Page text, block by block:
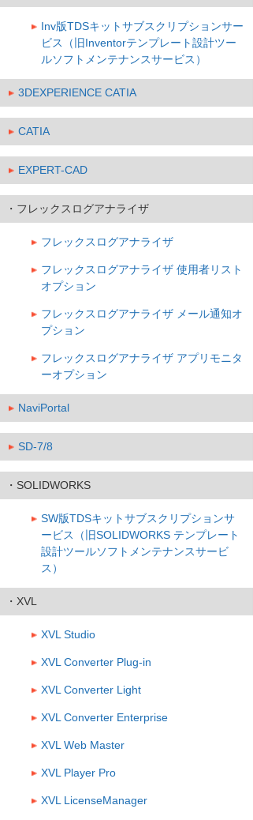
Inv版TDSキットサブスクリプションサー
ビス（旧Inventorテンプレート設計ツー
ルソフトメンテナンスサービス）
3DEXPERIENCE CATIA
CATIA
EXPERT-CAD
・フレックスログアナライザ
フレックスログアナライザ
フレックスログアナライザ 使用者リスト
オプション
フレックスログアナライザ メール通知オ
プション
フレックスログアナライザ アプリモニタ
ーオプション
NaviPortal
SD-7/8
・SOLIDWORKS
SW版TDSキットサブスクリプションサ
ービス（旧SOLIDWORKS テンプレート
設計ツールソフトメンテナンスサービ
ス）
・XVL
XVL Studio
XVL Converter Plug-in
XVL Converter Light
XVL Converter Enterprise
XVL Web Master
XVL Player Pro
XVL LicenseManager